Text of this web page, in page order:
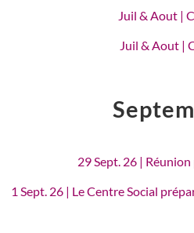
Juil & Aout |
Juil & Aout |
29 Sept. 26 |
1 Sept. 26 | Le Centre Social